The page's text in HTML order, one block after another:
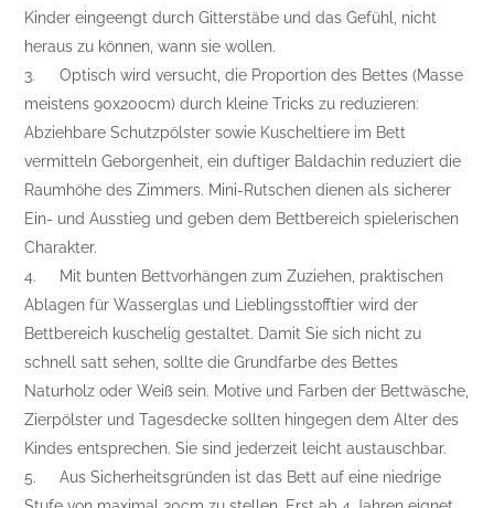
Kinder eingeengt durch Gitterstäbe und das Gefühl, nicht
heraus zu können, wann sie wollen.
3.
Optisch wird versucht, die Proportion des Bettes (Masse
meistens 90x200cm) durch kleine Tricks zu reduzieren:
Abziehbare Schutzpölster sowie Kuscheltiere im Bett
vermitteln Geborgenheit, ein duftiger Baldachin reduziert die
Raumhöhe des Zimmers. Mini-Rutschen dienen als sicherer
Ein- und Ausstieg und geben dem Bettbereich spielerischen
Charakter.
4.
Mit bunten Bettvorhängen zum Zuziehen, praktischen
Ablagen für Wasserglas und Lieblingsstofftier wird der
Bettbereich kuschelig gestaltet. Damit Sie sich nicht zu
schnell satt sehen, sollte die Grundfarbe des Bettes
Naturholz oder Weiß sein. Motive und Farben der Bettwäsche,
Zierpölster und Tagesdecke sollten hingegen dem Alter des
Kindes entsprechen. Sie sind jederzeit leicht austauschbar.
5.
Aus Sicherheitsgründen ist das Bett auf eine niedrige